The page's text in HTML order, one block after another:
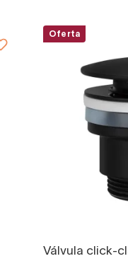
Oferta
Válvula click-